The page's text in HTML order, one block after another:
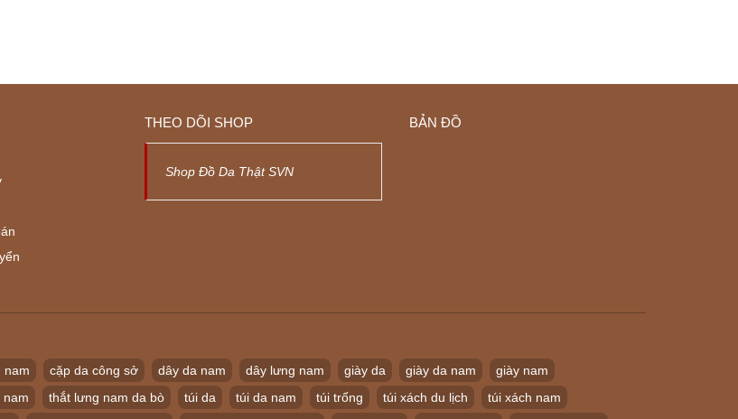
THEO DÕI SHOP
Shop Đồ Da Thật SVN
BẢN ĐỒ
nam cặp da công sở dây da nam dây lưng nam giày da giày da nam
giày nam
nam thắt lưng nam da bò túi da túi da nam túi trống túi xách du lịch
túi xách nam